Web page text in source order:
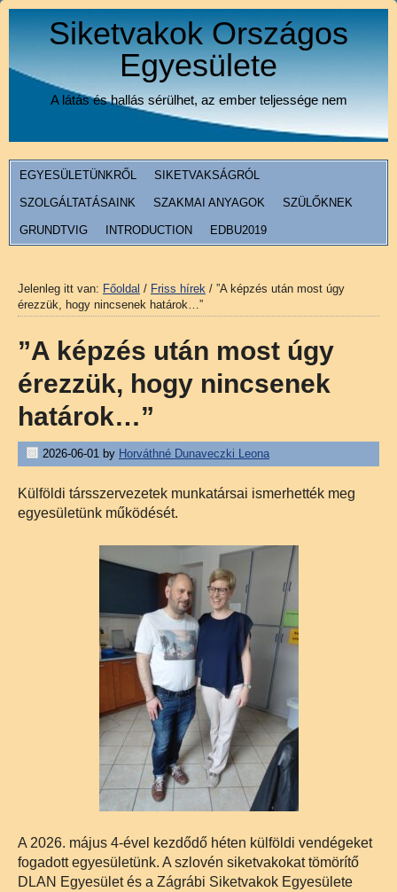
Siketvakok Országos
Egyesülete
A látás és hallás sérülhet, az ember teljessége nem
EGYESÜLETÜNKRŐL SIKETVAKSÁGRÓL
SZOLGÁLTATÁSAINK SZAKMAI ANYAGOK SZÜLŐKNEK
GRUNDTVIG INTRODUCTION EDBU2019
Jelenleg itt van: Főoldal / Friss hírek / ”A képzés után most úgy
érezzük, hogy nincsenek határok…”
”A képzés után most úgy
érezzük, hogy nincsenek
határok…”
2026-06-01 by Horváthné Dunaveczki Leona
Külföldi társszervezetek munkatársai ismerhették meg
egyesületünk működését.
A 2026. május 4-ével kezdődő héten külföldi vendégeket
fogadott egyesületünk. A szlovén siketvakokat tömörítő
DLAN Egyesület és a Zágrábi Siketvakok Egyesülete